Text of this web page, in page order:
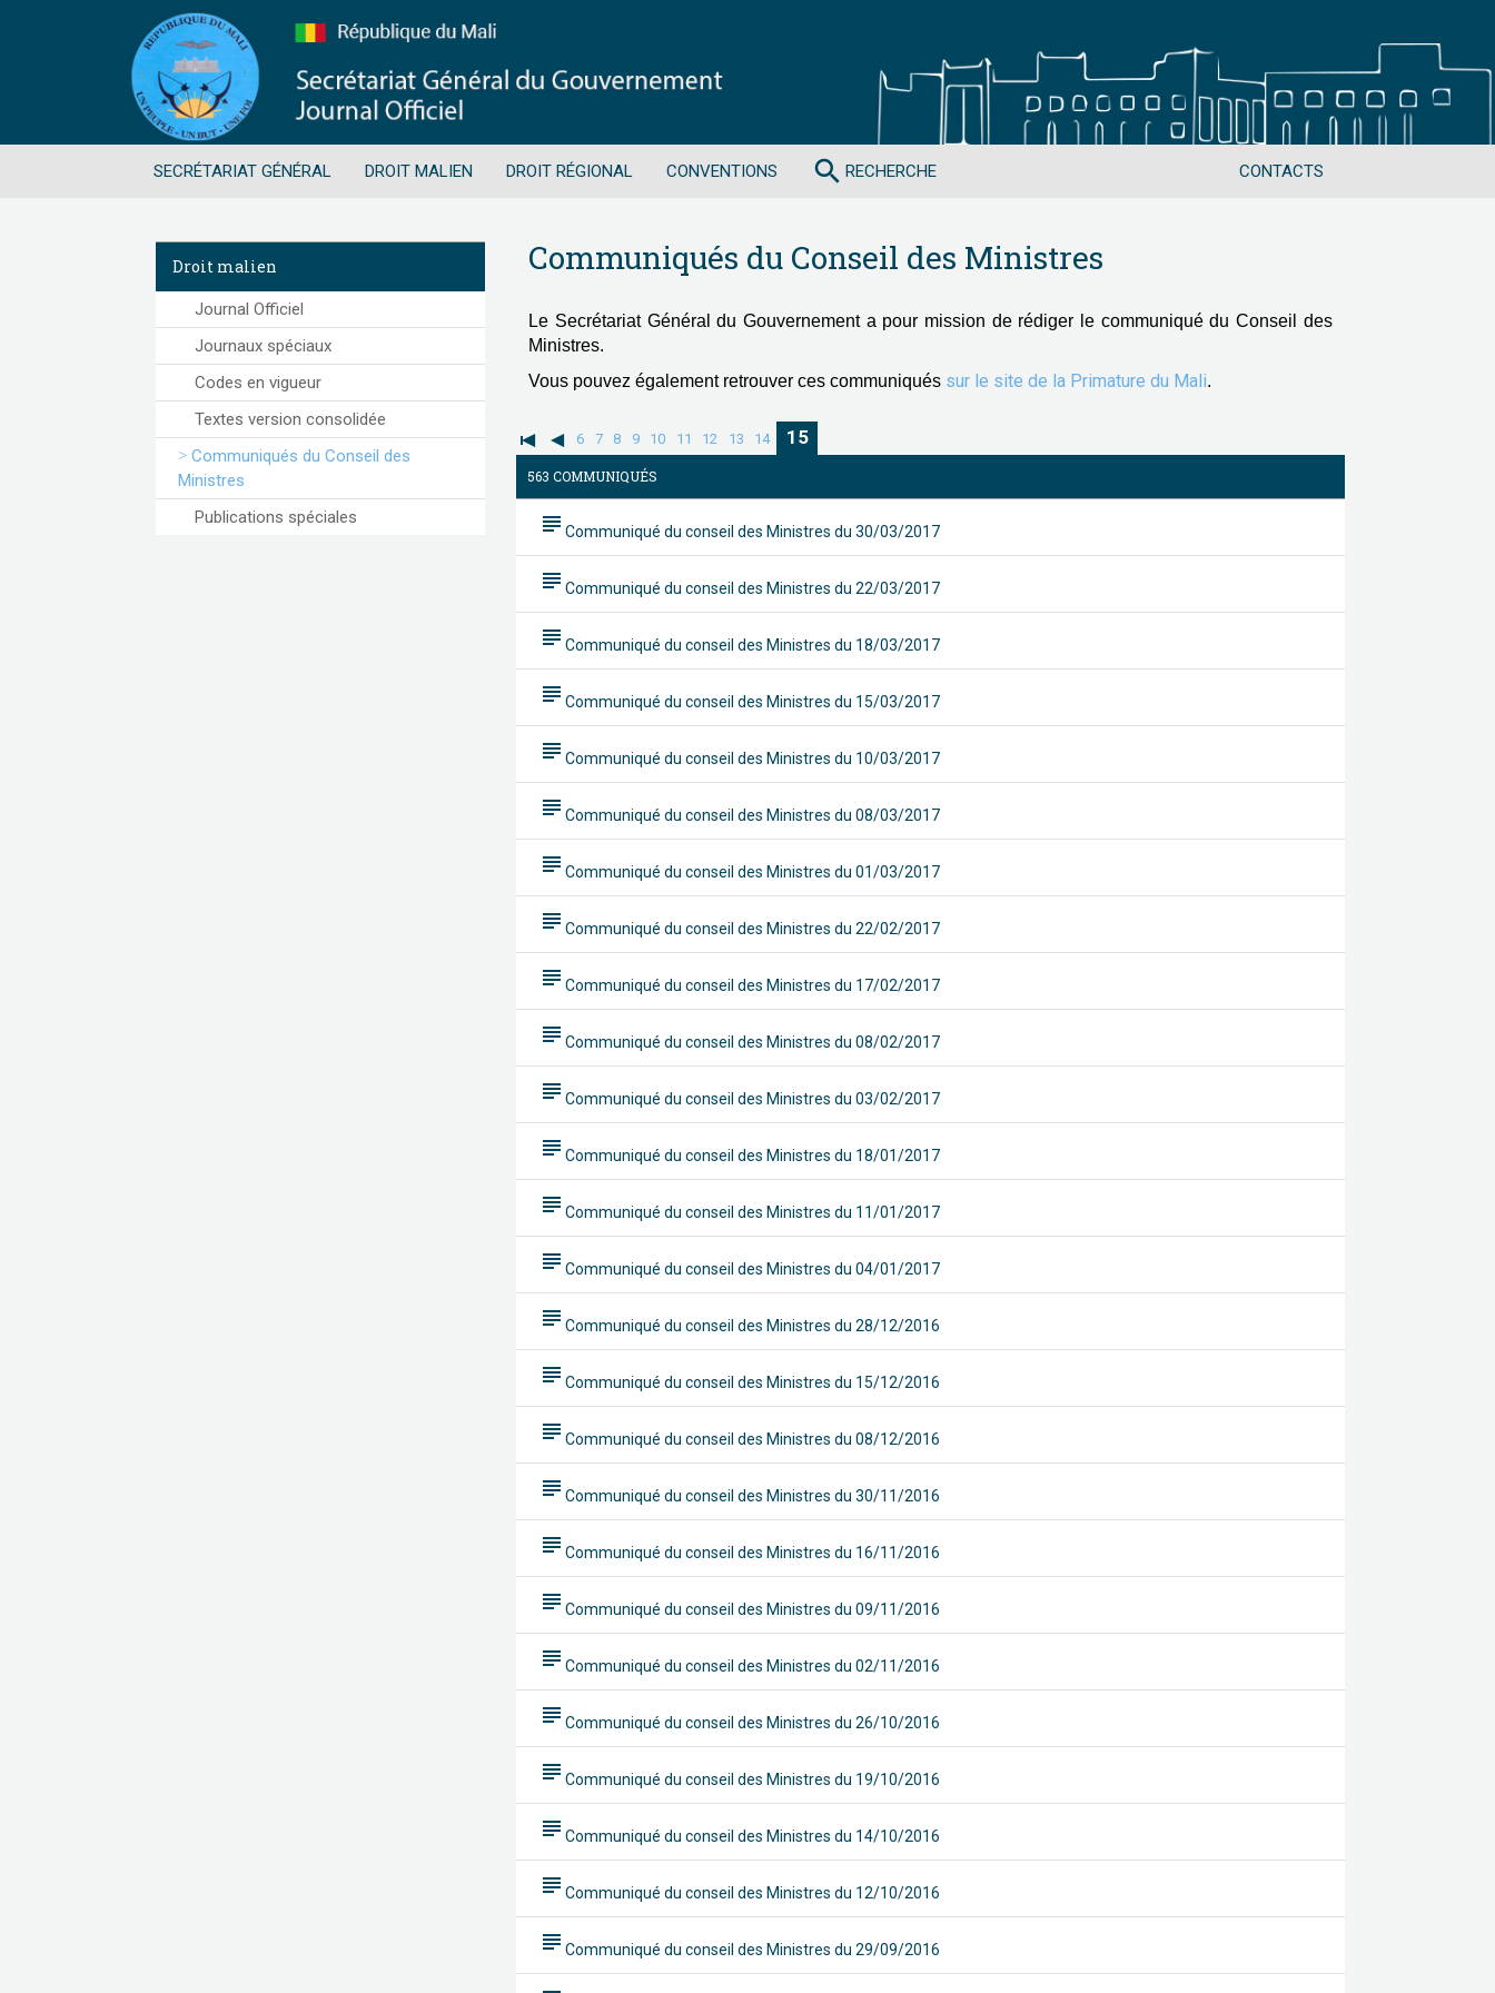
SECRÉTARIAT GÉNÉRAL DROIT MALIEN DROIT RÉGIONAL CONVENTIONS CONTACTS
search RECHERCHE
Droit malien
Journal Officiel
Journaux spéciaux
Codes en vigueur
Textes version consolidée
Communiqués du Conseil des
Ministres
Publications spéciales
Communiqués du Conseil des Ministres
Le Secrétariat Général du Gouvernement a pour mission de rédiger le communiqué du Conseil des
Ministres.
Vous pouvez également retrouver ces communiqués sur le site de la Primature du Mali.
6 7 8 9 10 11 12 13 14 15
563 COMMUNIQUÉS
subject Communiqué du conseil des Ministres du 30/03/2017
subject Communiqué du conseil des Ministres du 22/03/2017
subject Communiqué du conseil des Ministres du 18/03/2017
subject Communiqué du conseil des Ministres du 15/03/2017
subject Communiqué du conseil des Ministres du 10/03/2017
subject Communiqué du conseil des Ministres du 08/03/2017
subject Communiqué du conseil des Ministres du 01/03/2017
subject Communiqué du conseil des Ministres du 22/02/2017
subject Communiqué du conseil des Ministres du 17/02/2017
subject Communiqué du conseil des Ministres du 08/02/2017
subject Communiqué du conseil des Ministres du 03/02/2017
subject Communiqué du conseil des Ministres du 18/01/2017
subject Communiqué du conseil des Ministres du 11/01/2017
subject Communiqué du conseil des Ministres du 04/01/2017
subject Communiqué du conseil des Ministres du 28/12/2016
subject Communiqué du conseil des Ministres du 15/12/2016
subject Communiqué du conseil des Ministres du 08/12/2016
subject Communiqué du conseil des Ministres du 30/11/2016
subject Communiqué du conseil des Ministres du 16/11/2016
subject Communiqué du conseil des Ministres du 09/11/2016
subject Communiqué du conseil des Ministres du 02/11/2016
subject Communiqué du conseil des Ministres du 26/10/2016
subject Communiqué du conseil des Ministres du 19/10/2016
subject Communiqué du conseil des Ministres du 14/10/2016
subject Communiqué du conseil des Ministres du 12/10/2016
subject Communiqué du conseil des Ministres du 29/09/2016